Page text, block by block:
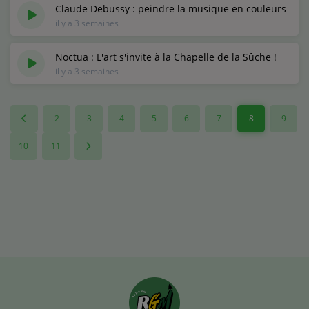
Claude Debussy : peindre la musique en couleurs
il y a 3 semaines
Noctua : L'art s'invite à la Chapelle de la Sûche !
il y a 3 semaines
2 3 4 5 6 7 8 9
10 11